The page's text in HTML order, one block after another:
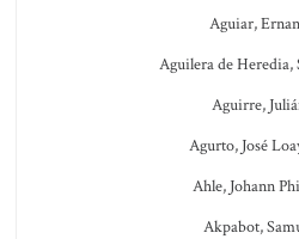
Aguiar,
Aguilera de Heredia,
Aguirre,
Agurto, José
Ahle, Johann
Akpabot,